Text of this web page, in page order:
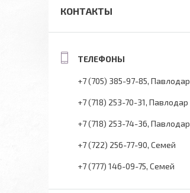
КОНТАКТЫ
+7 (705) 385-97-85 Павлодар
+7 (718) 253-70-31 Павлодар
+7 (718) 253-74-36 Павлодар
+7 (722) 256-77-90 Семей
+7 (777) 146-09-75 Семей